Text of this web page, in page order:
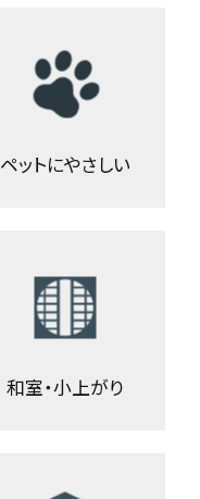
ペットにやさしい
和室・小上がり